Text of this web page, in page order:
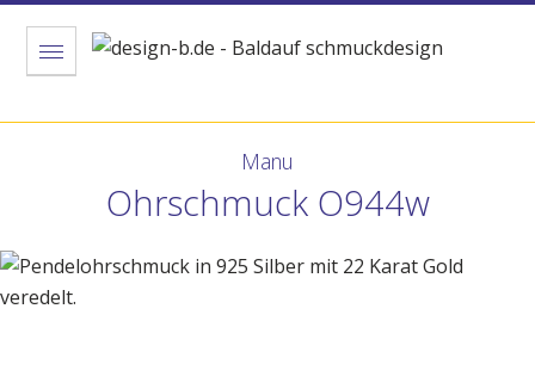
Menu
Manu
Ohrschmuck O944w